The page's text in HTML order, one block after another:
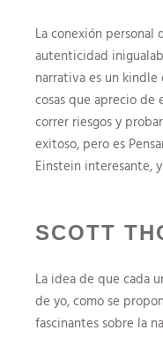
La conexión personal
autenticidad
narrativa es un
cosas que aprecio de
correr riesgos y
exitoso, pero es
Einstein interesante,
SCOTT
La idea de que cada
de yo, como se
fascinantes sobre la